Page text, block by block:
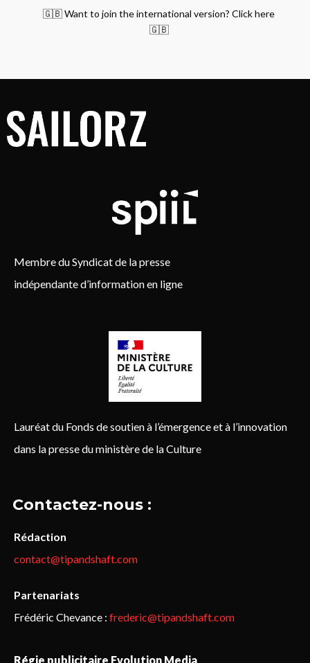
🇬🇧 Want to join the international version? Click here
🇬🇧
Membre du Syndicat de la presse
indépendante d’information en ligne
Lauréat du Fonds de soutien à l’émergence et à l’innovation
dans la presse du ministère de la Culture
Contactez-nous :
Rédaction
contact@tipandshaft.com
Partenariats
Frédéric Chevance : frederic@tipandshaft.com
Régie publicitaire Evolution Media